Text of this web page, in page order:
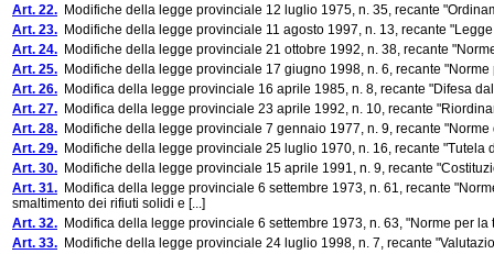
Art. 22. Modifiche della legge provinciale 12 luglio 1975, n. 35, recante
Art. 23. Modifiche della legge provinciale 11 agosto 1997, n. 13, recante
Art. 24. Modifiche della legge provinciale 21 ottobre 1992, n. 38, recante
Art. 25. Modifiche della legge provinciale 17 giugno 1998, n. 6, recante
Art. 26. Modifica della legge provinciale 16 aprile 1985, n. 8, recante "Difesa
Art. 27. Modifica della legge provinciale 23 aprile 1992, n. 10, recante
Art. 28. Modifiche della legge provinciale 7 gennaio 1977, n. 9, recante
Art. 29. Modifiche della legge provinciale 25 luglio 1970, n. 16, recante "Tutela
Art. 30. Modifiche della legge provinciale 15 aprile 1991, n. 9, recante
Art. 31. Modifica della legge provinciale 6 settembre 1973, n. 61, recante
smaltimento dei rifiuti solidi e [...]
Art. 32. Modifica della legge provinciale 6 settembre 1973, n. 63, "Norme per
Art. 33. Modifiche della legge provinciale 24 luglio 1998, n. 7, recante